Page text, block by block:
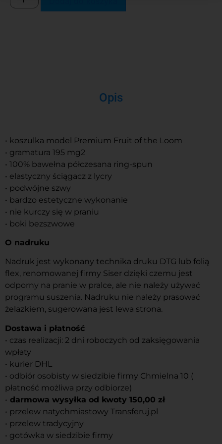
Opis
• koszulka model Premium Fruit of the Loom
• gramatura 195 mg2
• 100% bawełna półczesana ring-spun
• elastyczny ściągacz z lycry
• podwójne szwy
• bardzo estetyczne wykonanie
• nie kurczy się w praniu
• boki bezszwowe
O nadruku
Nadruk jest wykonany technika druku DTG lub folią
flex, renomowanej firmy Siser dzięki czemu jest
odporny na pranie w pralce, ale nie należy używać
programu suszenia. Nadruku nie należy prasować
żelazkiem, sugerowana jest lewa strona.
Dostawa i płatność
• czas realizacji: 2 dni roboczych od zaksięgowania
wpłaty
• kurier DHL
• odbiór osobisty w siedzibie firmy Chmielna 10 (
płatność możliwa przy odbiorze)
• darmowa wysyłka od kwoty 150,00 zł
• przelew natychmiastowy Transferuj.pl
• przelew tradycyjny
• gotówka w siedzibie firmy